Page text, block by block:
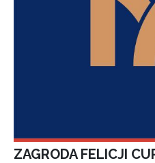
ZAGRODA FELICJI